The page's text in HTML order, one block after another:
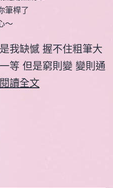
筆桿了
～
我缺憾 握不住粗筆大
等 但是窮則變 變則通
閱讀全文